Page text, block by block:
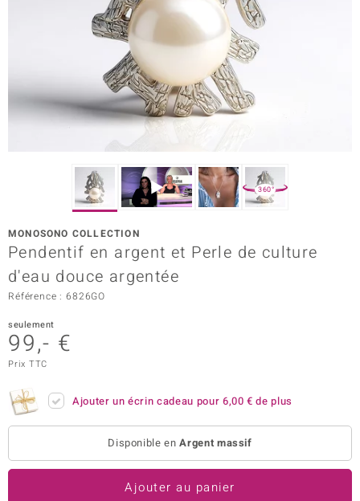
in Berlin
Paraíso
360°
MONOSONO COLLECTION
Pendentif en argent et Perle de culture
d'eau douce argentée
Référence : 6826GO
seulement
99,- €
Prix TTC
Ajouter un écrin cadeau pour 6,00 € de plus
Disponible enArgent massif
Ajouter au panier